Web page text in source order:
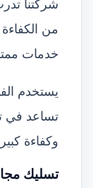
شركتنا
من
خدمات
يستخدم
تساعد في
وكفاءة
تسليك